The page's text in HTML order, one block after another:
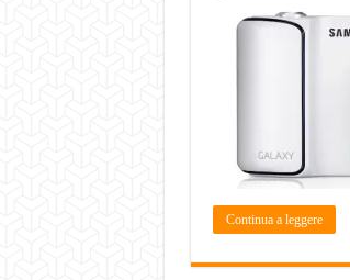
Continua a leggere